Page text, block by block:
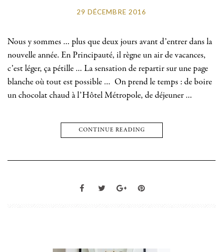
29 DÉCEMBRE 2016
Nous y sommes … plus que deux jours avant d’entrer dans la
nouvelle année. En Principauté, il règne un air de vacances,
c’est léger, ça pétille … La sensation de repartir sur une page
blanche où tout est possible … On prend le temps : de boire
un chocolat chaud à l’Hôtel Métropole, de déjeuner …
CONTINUE READING